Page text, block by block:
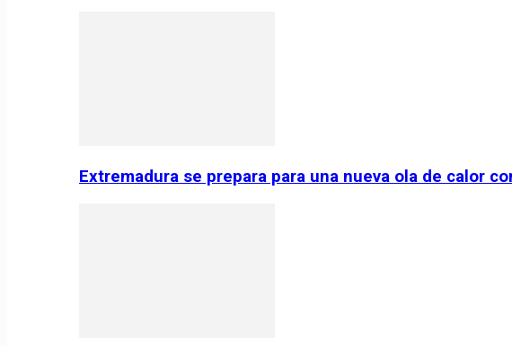
Extremadura se prepara para una nueva ola de calor